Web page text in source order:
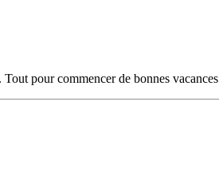
pour commencer de bonnes vacances